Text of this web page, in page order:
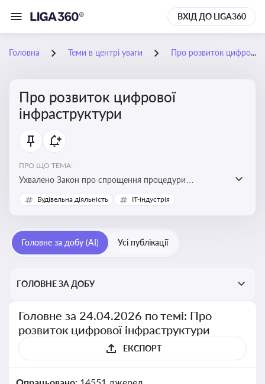
ВХІД ДО LIGA360
Головна Теми в центрі уваги Про розвиток цифрової інфраструктури
Про розвиток цифрової
інфраструктури
ПРО ЩО ТЕМА:
Ухвалено Закон про спрощення процедури
відведення земельних ділянок для розвитку цифрової
інфраструктури
Будівельна діяльність IT-індустрія
Головне за добу (AI) Усі публікації
ГОЛОВНЕ ЗА ДОБУ
Головне за 24.04.2026 по темі: Про
розвиток цифрової інфраструктури
ЕКСПОРТ